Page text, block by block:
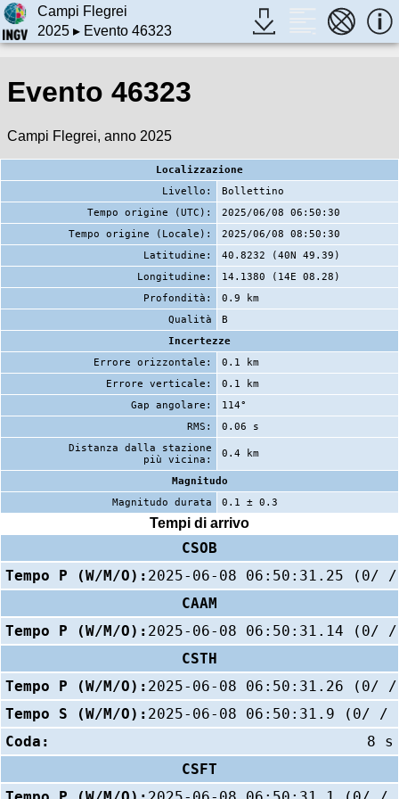
Campi Flegrei
2025▸ Evento 46323
Evento 46323
Campi Flegrei, anno 2025
Localizzazione
Livello:
Bollettino
Tempo origine (UTC):
2025/06/08 06:50:30
Tempo origine (Locale):
2025/06/08 08:50:30
Latitudine:
40.8232 (40N 49.39)
Longitudine:
14.1380 (14E 08.28)
Profondità:
0.9 km
Qualità
B
Incertezze
Errore orizzontale:
0.1 km
Errore verticale:
0.1 km
Gap angolare:
114°
RMS:
0.06 s
Distanza dalla stazione
più vicina:
0.4 km
Magnitudo
Magnitudo durata
0.1 ± 0.3
Tempi di arrivo
CSOB
Tempo P (W/M/O): 2025-06-08 06:50:31.25 (0/
CAAM
Tempo P (W/M/O): 2025-06-08 06:50:31.14 (0/
CSTH
Tempo P (W/M/O): 2025-06-08 06:50:31.26 (0/
Tempo S (W/M/O): 2025-06-08 06:50:31.9 (0/ /
Coda:
8 s
CSFT